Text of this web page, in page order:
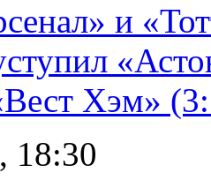
и
Хэм»
18:30